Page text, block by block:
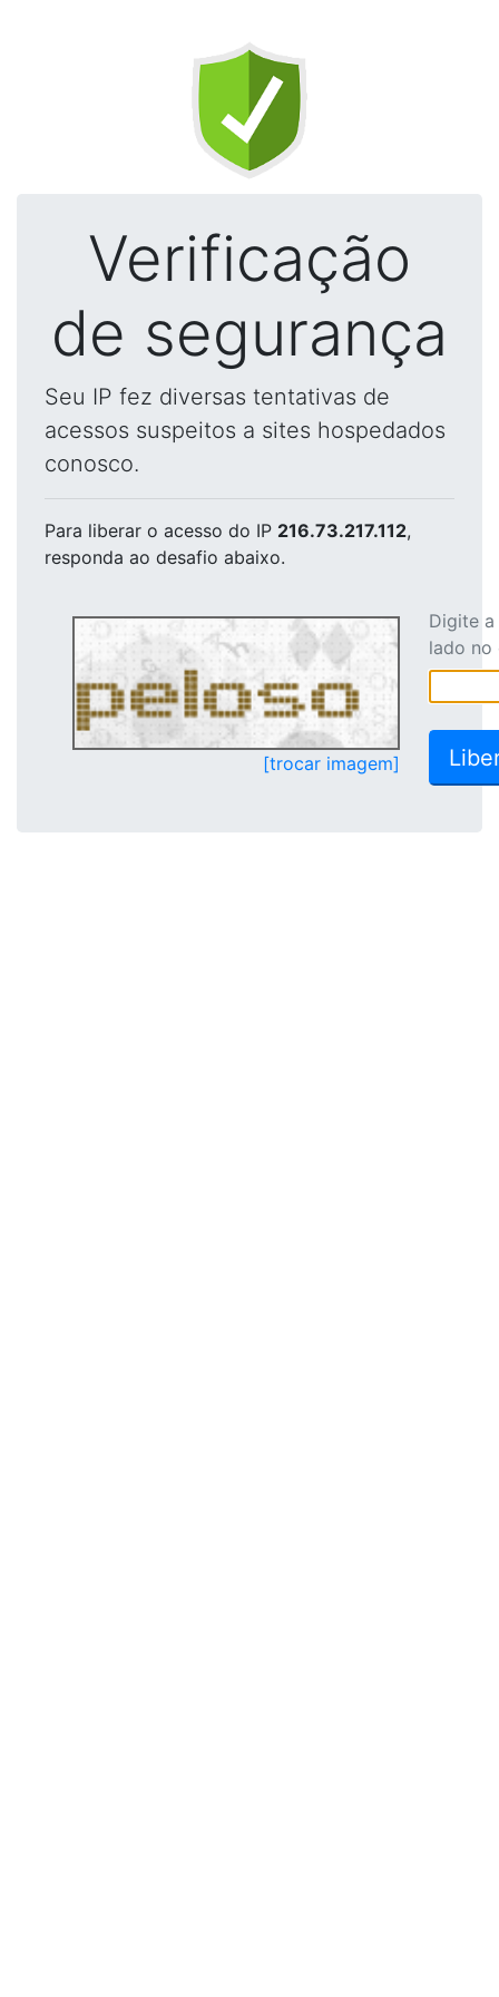
Verificação
de segurança
Seu IP fez diversas tentativas de
acessos suspeitos a sites hospedados
conosco.
Para liberar o acesso do IP 216.73.217.112,
responda ao desafio abaixo.
[trocar imagem]
Digite
lado no